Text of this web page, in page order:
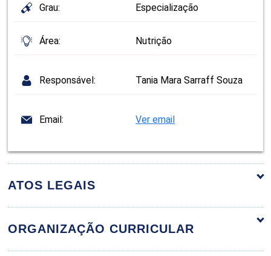
Grau: Especialização
Área: Nutrição
Responsável: Tania Mara Sarraff Souza
Email: Ver email
ATOS LEGAIS
ORGANIZAÇÃO CURRICULAR